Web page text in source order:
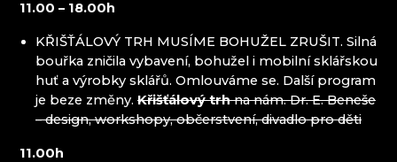
11.00 – 18.00h
KŘIŠŤÁLOVÝ TRH MUSÍME BOHUŽEL ZRUŠIT. Silná
bouřka zničila vybavení, bohužel i mobilní sklářskou
huť a výrobky sklářů. Omlouváme se. Další program
je beze změny. Křišťálový trhna nám. Dr. E. Beneše
– design, workshopy, občerstvení, divadlo pro děti
11.00h